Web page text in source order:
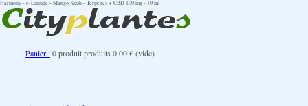
Harmony - e-Liquide - Mango Kush - Terpenes + CBD 100 mg - 10 ml
Panier :0produitproduits 0,00 €(vide)